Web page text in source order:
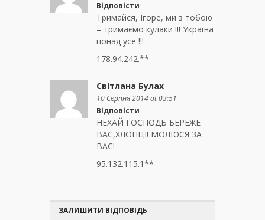
Відповісти
Тримайся, Ігоре, ми з тобою
– тримаємо кулаки !!! Україна
понад усе !!!
178.94.242.**
Світлана Булах
10 Серпня 2014 at 03:51
Відповісти
НЕХАЙ ГОСПОДЬ БЕРЕЖЕ
ВАС,ХЛОПЦІ! МОЛЮСЯ ЗА
ВАС!
95.132.115.1**
ЗАЛИШИТИ ВІДПОВІДЬ